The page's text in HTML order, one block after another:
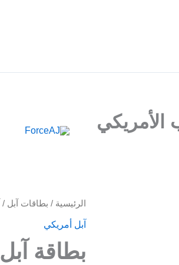
الرئيسية / بطاقات آبل /
آبل أمريكي
بطاقة آبل 10 دولار – للحساب الأمريكي
كمية
بطاقة
10